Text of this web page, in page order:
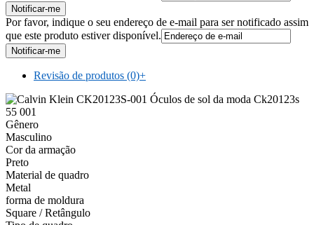
Por favor, indique o seu endereço de e-mail para ser notificado assim
que este produto estiver disponível.
Revisão de produtos (0)+
Gênero
Masculino
Cor da armação
Preto
Material de quadro
Metal
forma de moldura
Square / Retângulo